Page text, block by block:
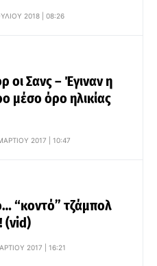
2018 | 08:26
Σανς – Έγιναν η
μέσο όρο ηλικίας
2017 | 10:47
“κοντό” τζάμπολ
(vid)
2017 | 16:21